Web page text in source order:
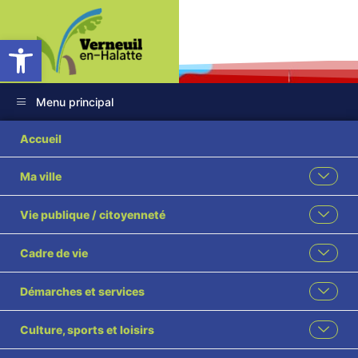
Ouvrir la barre d’outils
Menu principal
Accueil
Ma ville
Vie publique / citoyenneté
Cadre de vie
Démarches et services
Culture, sports et loisirs
Verneuil En’Fêtes
Marché de Noël
dimanche 10
décembre